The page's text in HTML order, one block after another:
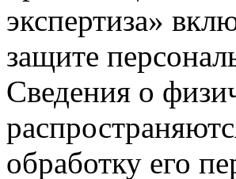
экспертиза»
защите
Сведения о
обработку его